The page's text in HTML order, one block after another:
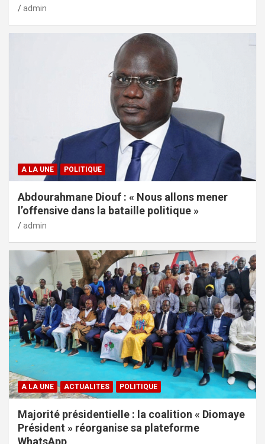
admin
A LA UNE POLITIQUE
Abdourahmane Diouf : « Nous allons mener
l’offensive dans la bataille politique »
admin
A LA UNE ACTUALITES POLITIQUE
Majorité présidentielle : la coalition « Diomaye
Président » réorganise sa plateforme
WhatsApp